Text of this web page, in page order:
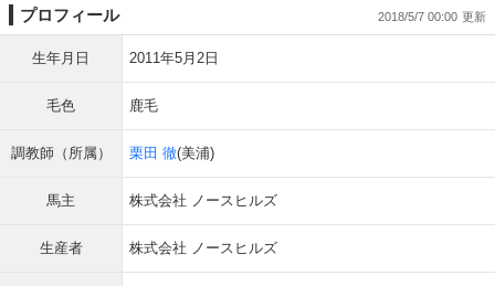
プロフィール 2018/5/7 00:00
生年月日 2011年5月2日
毛色 鹿毛
調教師（所属） 栗田 徹(美浦)
馬主 株式会社 ノースヒルズ
生産者 株式会社 ノースヒルズ